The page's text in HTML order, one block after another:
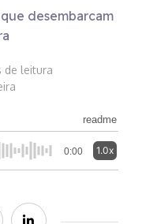
desembarcam
de leitura
readme
0:00 1.0x